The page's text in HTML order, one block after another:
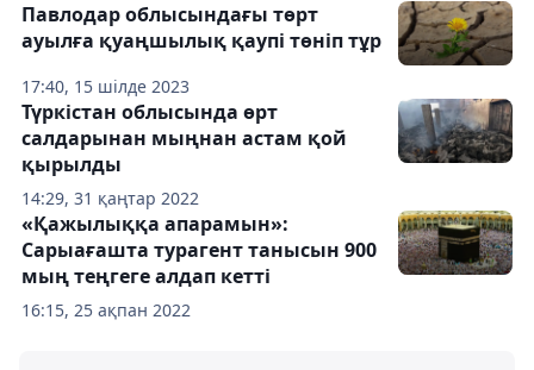
17:40, 15 шілде 2023
Павлодар облысындағы төрт
ауылға қуаңшылық қаупі төніп тұр
14:29, 31 қаңтар 2022
Түркістан облысында өрт
салдарынан мыңнан астам қой
қырылды
16:15, 25 ақпан 2022
«Қажылыққа апарамын»:
Сарыағашта турагент танысын 900
мың теңгеге алдап кетті